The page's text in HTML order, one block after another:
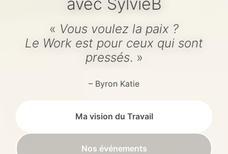
« Vous voulez la paix ?
Le Work est pour ceux qui sont
pressés. »
– Byron Katie
Ma vision du Travail
Nos événements